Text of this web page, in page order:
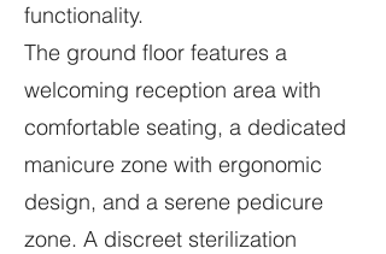
functionality.
The ground floor features a
welcoming reception area with
comfortable seating, a dedicated
manicure zone with ergonomic
design, and a serene pedicure
zone. A discreet sterilization